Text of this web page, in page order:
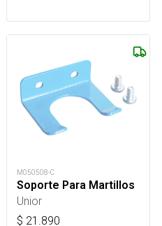
M050508-C
Soporte Para Martillos
Unior
$ 21.890